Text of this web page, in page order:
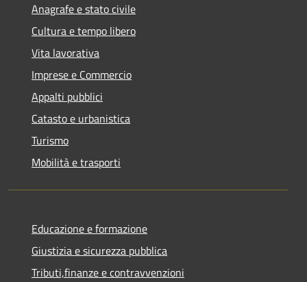
Anagrafe e stato civile
Cultura e tempo libero
Vita lavorativa
Imprese e Commercio
Appalti pubblici
Catasto e urbanistica
Turismo
Mobilità e trasporti
Educazione e formazione
Giustizia e sicurezza pubblica
Tributi,finanze e contravvenzioni